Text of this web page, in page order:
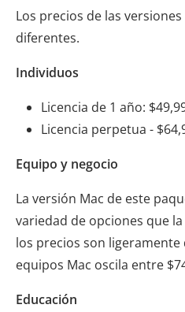
Los precios de las
diferentes.
Individuos
Licencia de 1 año:
Licencia perpetua -
Equipo y negocio
La versión Mac de este
variedad de opciones que
los precios son
equipos Mac oscila entre
Educación